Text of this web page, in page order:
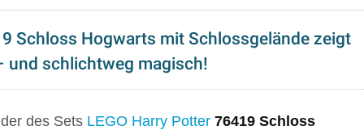
Schloss Hogwarts mit Schlossgelände zeigt
und schlichtweg magisch!
des Sets LEGO Harry Potter 76419 Schloss